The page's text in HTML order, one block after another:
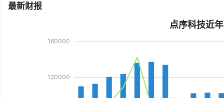
最新财报
点序科技近